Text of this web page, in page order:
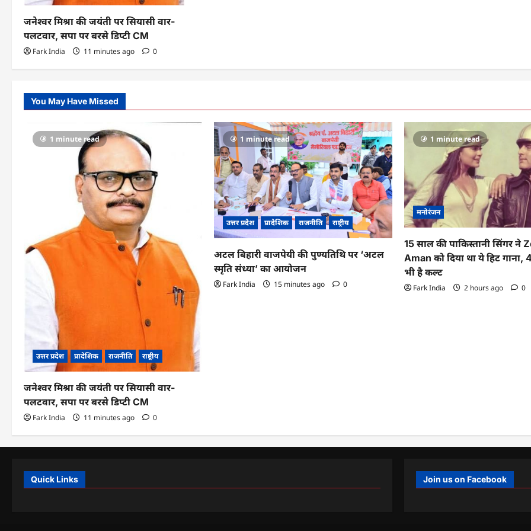
जनेश्वर मिश्रा की जयंती पर सियासी वार-
पलटवार, सपा पर बरसे डिप्टी CM
Fark India 11 minutes ago 0
You May Have Missed
1 minute read
उत्तर प्रदेश प्रादेशिक राजनीति राष्ट्रीय
जनेश्वर मिश्रा की जयंती पर सियासी वार-
पलटवार, सपा पर बरसे डिप्टी CM
Fark India 11 minutes ago 0
1 minute read
उत्तर प्रदेश प्रादेशिक राजनीति राष्ट्रीय
अटल बिहारी वाजपेयी की पुण्यतिथि पर ‘अटल
स्मृति संध्या’ का आयोजन
Fark India 15 minutes ago 0
1 minute read
मनोरंजन
15 साल की पाकिस्तानी सिंगर ने
Aman को दिया था ये हिट गाना,
भी है कल्ट
Fark India 2 hours ago 0
Quick Links Join us on Facebook